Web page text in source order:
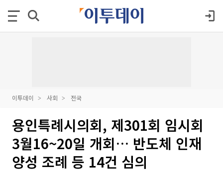
이투데이 사회 전국
용인특례시의회, 제301회 임시회
3월16~20일 개회… 반도체 인재
양성 조례 등 14건 심의